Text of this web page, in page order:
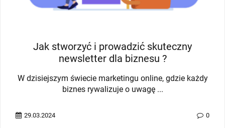
Jak stworzyć i prowadzić skuteczny
newsletter dla biznesu ?
W dzisiejszym świecie marketingu online, gdzie każdy
biznes rywalizuje o uwagę ...
29.03.2024 0